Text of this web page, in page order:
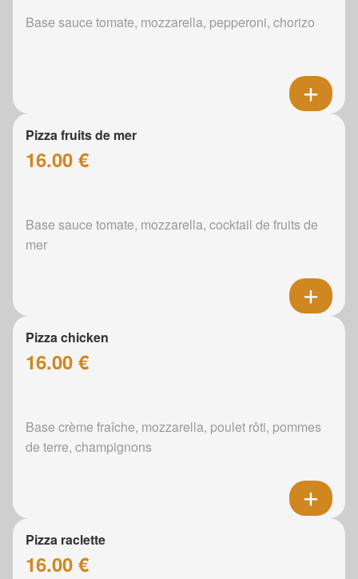
Base sauce tomate, mozzarella, pepperoni, chorizo
Pizza fruits de mer
16.00 €
Base sauce tomate, mozzarella, cocktail de fruits de
mer
Pizza chicken
16.00 €
Base crème fraîche, mozzarella, poulet rôti, pommes
de terre, champignons
Pizza raclette
16.00 €